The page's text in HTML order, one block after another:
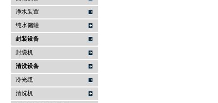
净水装置
纯水储罐
封装设备
封袋机
清洗设备
冷光缆
清洗机